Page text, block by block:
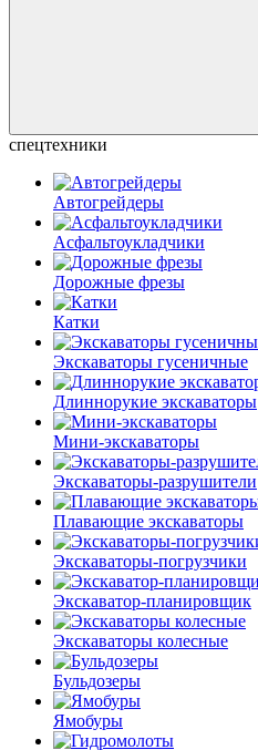
спецтехники
Автогрейдеры
Асфальто­укладчики
Дорожные фрезы
Катки
Экскаваторы гусеничные
Длиннорукие экскаваторы
Мини-экскаваторы
Экскаваторы-разрушители
Плавающие экскаваторы
Экскаваторы-погрузчики
Экскаватор-планировщик
Экскаваторы колесные
Бульдозеры
Ямобуры